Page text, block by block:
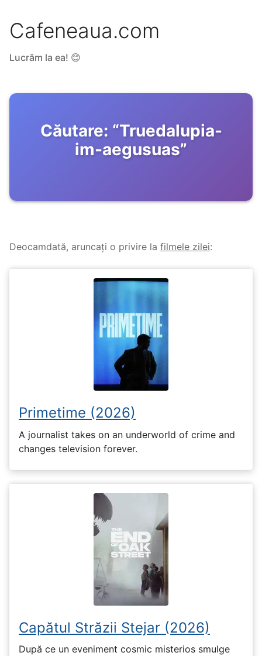
Cafeneaua.com
Lucrăm la ea! 😊
Căutare: “Truedalupia-
im-aegusuas”
Deocamdată, aruncați o privire la filmele zilei:
Primetime (2026)
A journalist takes on an underworld of crime and
changes television forever.
Capătul Străzii Stejar (2026)
După ce un eveniment cosmic misterios smulge